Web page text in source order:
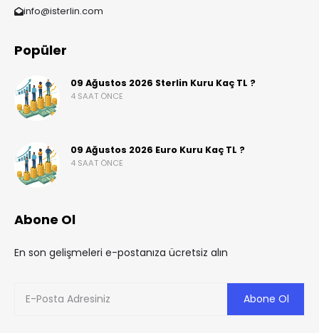
info@isterlin.com
Popüler
09 Ağustos 2026 Sterlin Kuru Kaç TL ?
4 SAAT ÖNCE
09 Ağustos 2026 Euro Kuru Kaç TL ?
4 SAAT ÖNCE
Abone Ol
En son gelişmeleri e-postanıza ücretsiz alın